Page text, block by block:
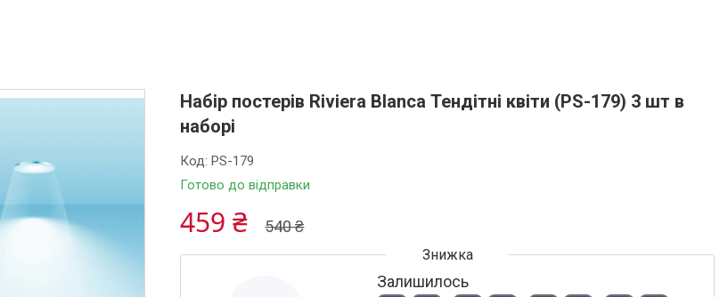
Набір постерів Riviera Blanca Тендітні квіти (PS-179) 3 шт в
наборі
Готово до відправки
Код:PS-179
540 ₴
459 ₴
Залишилось